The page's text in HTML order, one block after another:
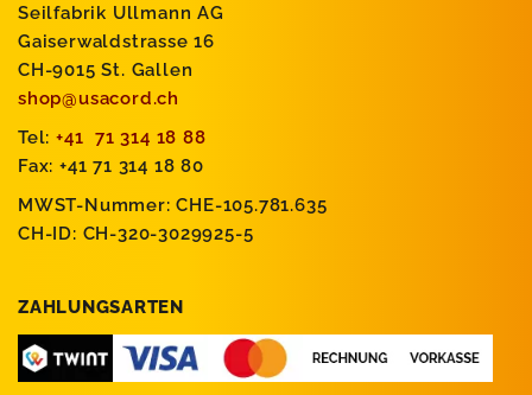
Seilfabrik Ullmann AG
Gaiserwaldstrasse 16
CH-9015 St. Gallen
shop@usacord.ch
Tel: +41 71 314 18 88
Fax: +41 71 314 18 80
MWST-Nummer: CHE-105.781.635
CH-ID: CH-320-3029925-5
ZAHLUNGSARTEN